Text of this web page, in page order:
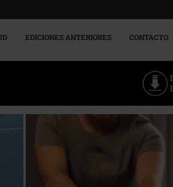
EDICIONES ANTERIORES CONTACTO